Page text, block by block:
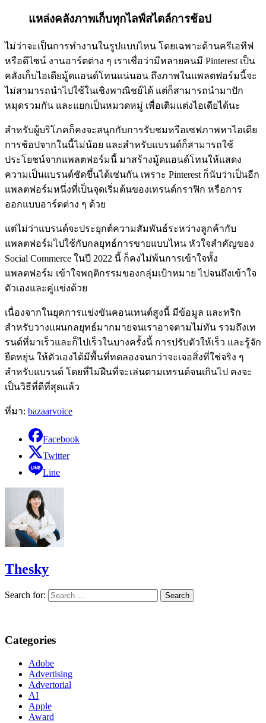
แหล่งคลังภาพเก็บทุกไลฟ์สไตล์การช้อป
ไม่ว่าจะเป็นการทำงานในรูปแบบไหน โดยเฉพาะด้านครีเอทีฟ
หรือดีไซน์ งานอาร์ตต่าง ๆ เราเชื่อว่ามีหลายคนมี Pinterest เป็น
คลังเก็บไอเดียมู้ดแอนด์โทนแน่นอน ถึงภาพในแพลตฟอร์มนี้จะ
ไม่สามารถนำไปใช้ในเชิงพาณิชย์ได้ แต่ก็สามารถนำมาปัก
หมุดรวมกัน และแยกเป็นหมวดหมู่ เพื่อเติมแต่งไอเดียได้นะ
สำหรับผู้บริโภคก็คงจะสนุกกับการรับชมหรือเซฟภาพหาไอเดีย
การช้อปจากในนี้ไม่น้อย และสำหรับแบรนด์ก็สามารถใช้
ประโยชน์จากแพลตฟอร์มนี้ มาสร้างมู้ดแอนด์โทนให้แสดง
ความเป็นแบรนด์ชัดขึ้นได้เช่นกัน เพราะ Pinterest ก็นับว่าเป็นอีก
แพลตฟอร์มหนึ่งที่เป็นจุดเริ่มต้นของเทรนด์กราฟิก หรือการ
ออกแบบอาร์ตต่าง ๆ ด้วย
แต่ไม่ว่าแบรนด์จะประยุกต์ความสัมพันธ์ระหว่างลูกค้ากับ
แพลตฟอร์มไปใช้กับกลยุทธ์การขายแบบไหน หัวใจสำคัญของ
Social Commerce ในปี 2022 นี้ ก็คงไม่พ้นการเข้าใจทั้ง
แพลตฟอร์ม เข้าใจพฤติกรรมของกลุ่มเป้าหมาย ไปจนถึงเข้าใจ
ตัวเองและคู่แข่งด้วย
เนื่องจากในยุคการแข่งขันคอนเทนต์สูงนี้ มีข้อมูล และทริก
สำหรับวางแผนกลยุทธ์มากมายจนเราอาจตามไม่ทัน รวมถึงเท
รนด์ที่มาเร็วและก็ไปเร็วในบางครั้งนี้ การปรับตัวให้เร็ว และรู้จัก
ยืดหยุ่น ให้ตัวเองได้มีพื้นที่ทดลองจนกว่าจะเจอสิ่งที่ใช่จริง ๆ
สำหรับแบรนด์ โดยที่ไม่ฝืนที่จะเล่นตามเทรนด์จนเกินไป คงจะ
เป็นวิธีที่ดีที่สุดแล้ว
ที่มา: bazaarvoice
Facebook
Twitter
Line
Thesky
Search for:
Categories
Adobe
Advertising
Advertorial
AI
Apple
Award